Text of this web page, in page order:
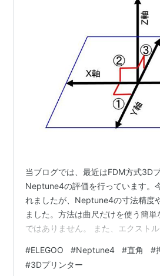
当ブログでは、最近はFDM方式3D
Neptune4の評価を行っています。
れましたが、Neptune4の寸法精度
ました。方法は曲尺だけを使う簡
ではありません。 また、エクスト
明したいと思います。 寸法精度や直
な考え方は、下図に示したX,Y,Z各
#ELEGOO #Neptune4 #直角 #
#3Dプリンター